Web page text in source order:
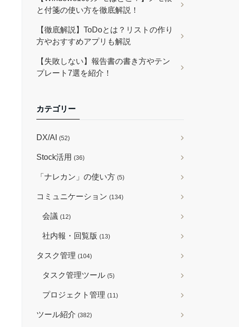
と付箋の使い方を徹底解説！
【徹底解説】ToDoとは？リストの作り
方やおすすめアプリも解説
【失敗しない】報告書の書き方やテン
プレート7選を紹介！
カテゴリー
DX/AI (52)
Stock活用 (36)
「ナレカン」の使い方 (5)
コミュニケーション (134)
会議 (12)
社内報・回覧版 (13)
タスク管理 (104)
タスク管理ツール (5)
プロジェクト管理 (11)
ツール紹介 (382)